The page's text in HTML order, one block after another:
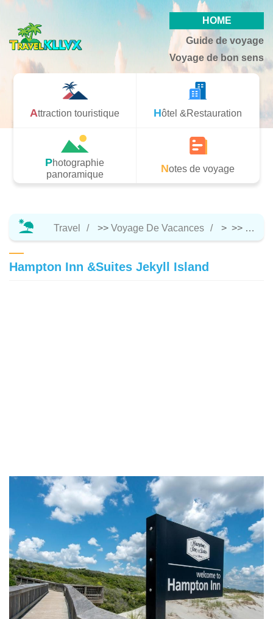
HOME
Guide de voyage
Voyage de bon sens
Attraction touristique Hôtel &Restauration
Photographie
panoramique
Notes de voyage
Travel >> Voyage De Vacances > >> Hôtel
Hampton Inn &Suites Jekyll Island